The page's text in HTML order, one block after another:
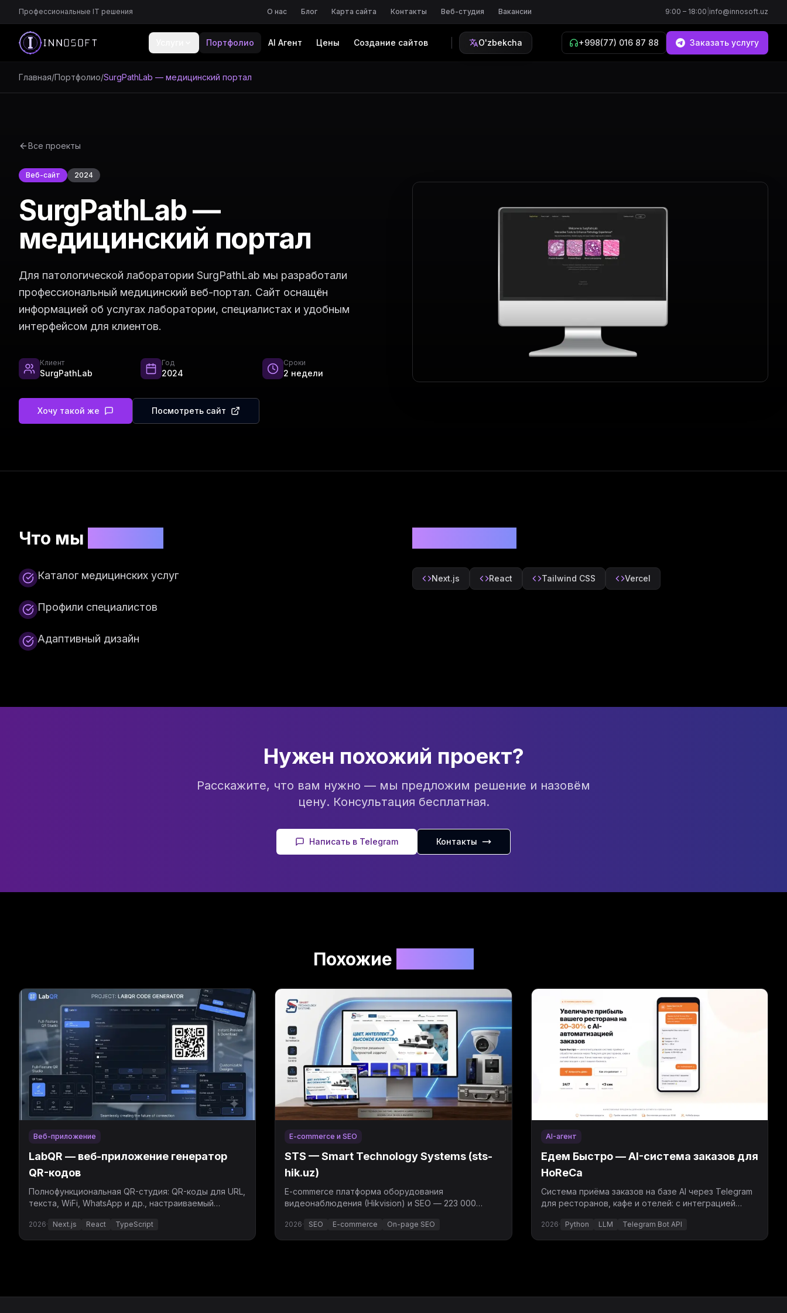
Профессиональные IT решения О нас Блог Карта сайта Контакты Веб-студия Вакансии 9:00 – 18:00 info@innosoft.uz
Портфолио AI Агент Цены Создание сайтов O'zbekcha +998(77) 016 87 88 Заказать услугу
Главная/Портфолио/SurgPathLab — медицинский портал
Все проекты
Веб-сайт 2024
SurgPathLab —
медицинский портал
Для патологической лаборатории SurgPathLab мы разработали
профессиональный медицинский веб-портал. Сайт оснащён
информацией об услугах лаборатории, специалистах и удобным
интерфейсом для клиентов.
Клиент
SurgPathLab
Год
2024
Сроки
2 недели
Хочу такой же Посмотреть сайт
Что мы
Каталог медицинских услуг
Профили специалистов
Адаптивный дизайн
Next.js React Tailwind CSS Vercel
Нужен похожий проект?
Расскажите, что вам нужно — мы предложим решение и назовём
цену. Консультация бесплатная.
Написать в Telegram Контакты
Похожие
Веб-приложение
LabQR — веб-приложение генератор
QR-кодов
Полнофункциональная QR-студия: QR-коды для URL,
текста, WiFi, WhatsApp и др., настраиваемый
2026· Next.js React TypeScript
E-commerce и SEO
STS — Smart Technology Systems (sts-
hik.uz)
E-commerce платформа оборудования
видеонаблюдения (Hikvision) и SEO — 223 000
2026· SEO E-commerce On-page SEO
AI-агент
Едем Быстро — AI-система заказов для
HoReCa
Система приёма заказов на базе AI через Telegram
для ресторанов, кафе и отелей: с интеграцией
2026· Python LLM Telegram Bot API